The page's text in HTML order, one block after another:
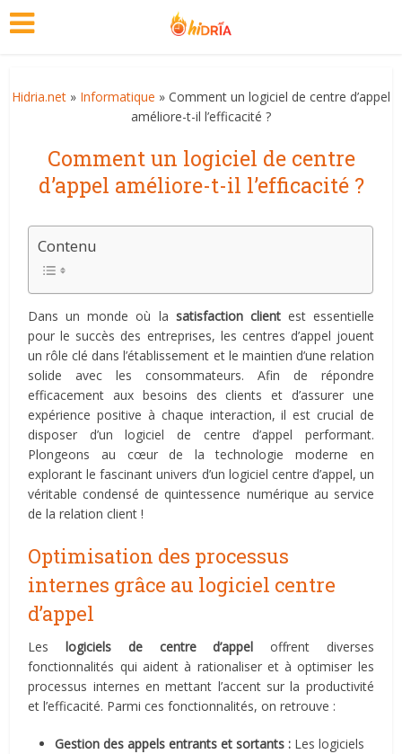
Hidria.net » Informatique » Comment un logiciel de centre d’appel
améliore-t-il l’efficacité ?
Comment un logiciel de centre
d’appel améliore-t-il l’efficacité ?
Contenu
Dans un monde où la satisfaction clientest essentielle
pour le succès des entreprises, les centres d’appel jouent
un rôle clé dans l’établissement et le maintien d’une relation
solide avec les consommateurs. Afin de répondre
efficacement aux besoins des clients et d’assurer une
expérience positive à chaque interaction, il est crucial de
disposer d’un logiciel de centre d’appel performant.
Plongeons au cœur de la technologie moderne en
explorant le fascinant univers d’un logiciel centre d’appel, un
véritable condensé de quintessence numérique au service
de la relation client !
Optimisation des processus
internes grâce au logiciel centre
d’appel
Les logiciels de centre d’appel offrent diverses
fonctionnalités qui aident à rationaliser et à optimiser les
processus internes en mettant l’accent sur la productivité
et l’efficacité. Parmi ces fonctionnalités, on retrouve :
Gestion des appels entrants et sortants : Les logiciels